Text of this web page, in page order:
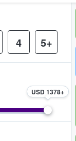
4 5+
USD 1378